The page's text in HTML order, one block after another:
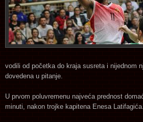
vodili od početka do kraja susreta i nijednom
dovedena u pitanje.
U prvom poluvremenu najveća prednost
minuti, nakon trojke kapitena Enesa Latifagića.